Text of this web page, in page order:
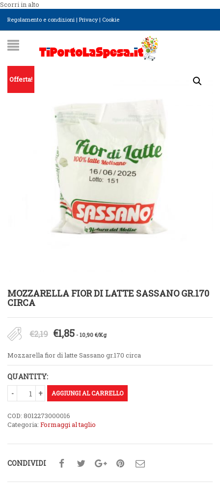
Scorri in alto
Regolamento e condizioni | Privacy| Cookie
Offerta!
MOZZARELLA FIOR DI LATTE SASSANO GR.170
CIRCA
€2,19 Il
originale
€2,19.
€1,85Il
attuale
€1,85.
- 10,90 €/Kg
Mozzarella fior di latte Sassano gr.170 circa
QUANTITY:
AGGIUNGI AL CARRELLO
COD: 8012273000016
Categoria: Formaggi al taglio
CONDIVIDI